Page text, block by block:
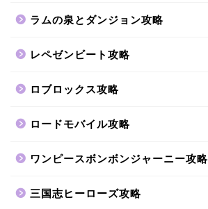
ラムの泉とダンジョン攻略
レペゼンビート攻略
ロブロックス攻略
ロードモバイル攻略
ワンピースボンボンジャーニー攻略
三国志ヒーローズ攻略